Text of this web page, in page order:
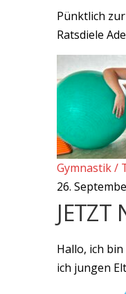
Pünktlich
Ratsdiele
Gymnastik /
26.
Hallo, ich
ich jungen